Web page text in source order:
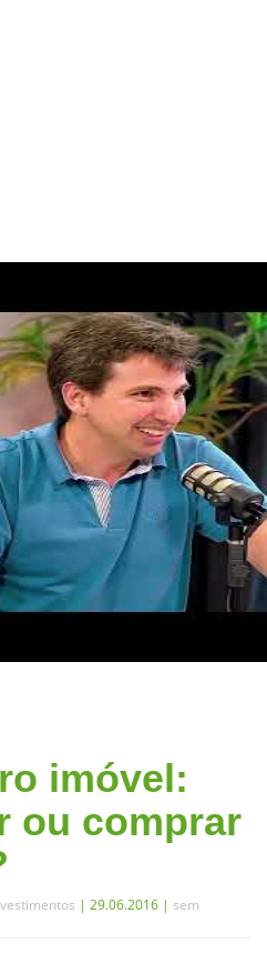
imóvel:
ou comprar
| 29.06.2016 | sem